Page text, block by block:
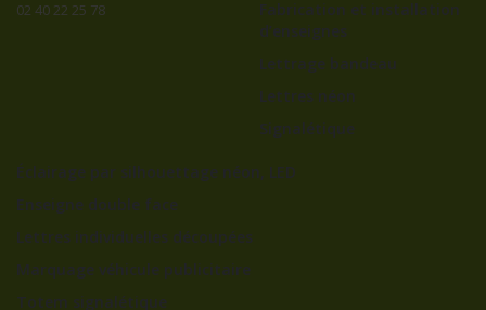
02 40 22 25 78
Fabrication et installation
d’enseignes
Lettrage bandeau
Lettres néon
Signalétique
Éclairage par silhouettage néon, LED
Enseigne double face
Lettres individuelles découpées
Marquage véhicule publicitaire
Totem signalétique